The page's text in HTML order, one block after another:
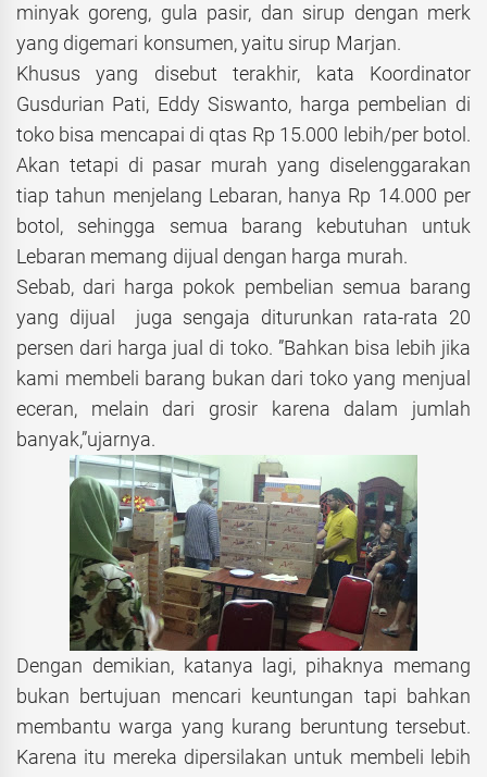
minyak goreng, gula pasir, dan sirup dengan merk
yang digemari konsumen, yaitu sirup Marjan.
Khusus yang disebut terakhir, kata Koordinator
Gusdurian Pati, Eddy Siswanto, harga pembelian di
toko bisa mencapai di qtas Rp 15.000 lebih/per botol.
Akan tetapi di pasar murah yang diselenggarakan
tiap tahun menjelang Lebaran, hanya Rp 14.000 per
botol, sehingga semua barang kebutuhan untuk
Lebaran memang dijual dengan harga murah.
Sebab, dari harga pokok pembelian semua barang
yang dijual juga sengaja diturunkan rata-rata 20
persen dari harga jual di toko. ”Bahkan bisa lebih jika
kami membeli barang bukan dari toko yang menjual
eceran, melain dari grosir karena dalam jumlah
banyak,”ujarnya.
Dengan demikian, katanya lagi, pihaknya memang
bukan bertujuan mencari keuntungan tapi bahkan
membantu warga yang kurang beruntung tersebut.
Karena itu mereka dipersilakan untuk membeli lebih